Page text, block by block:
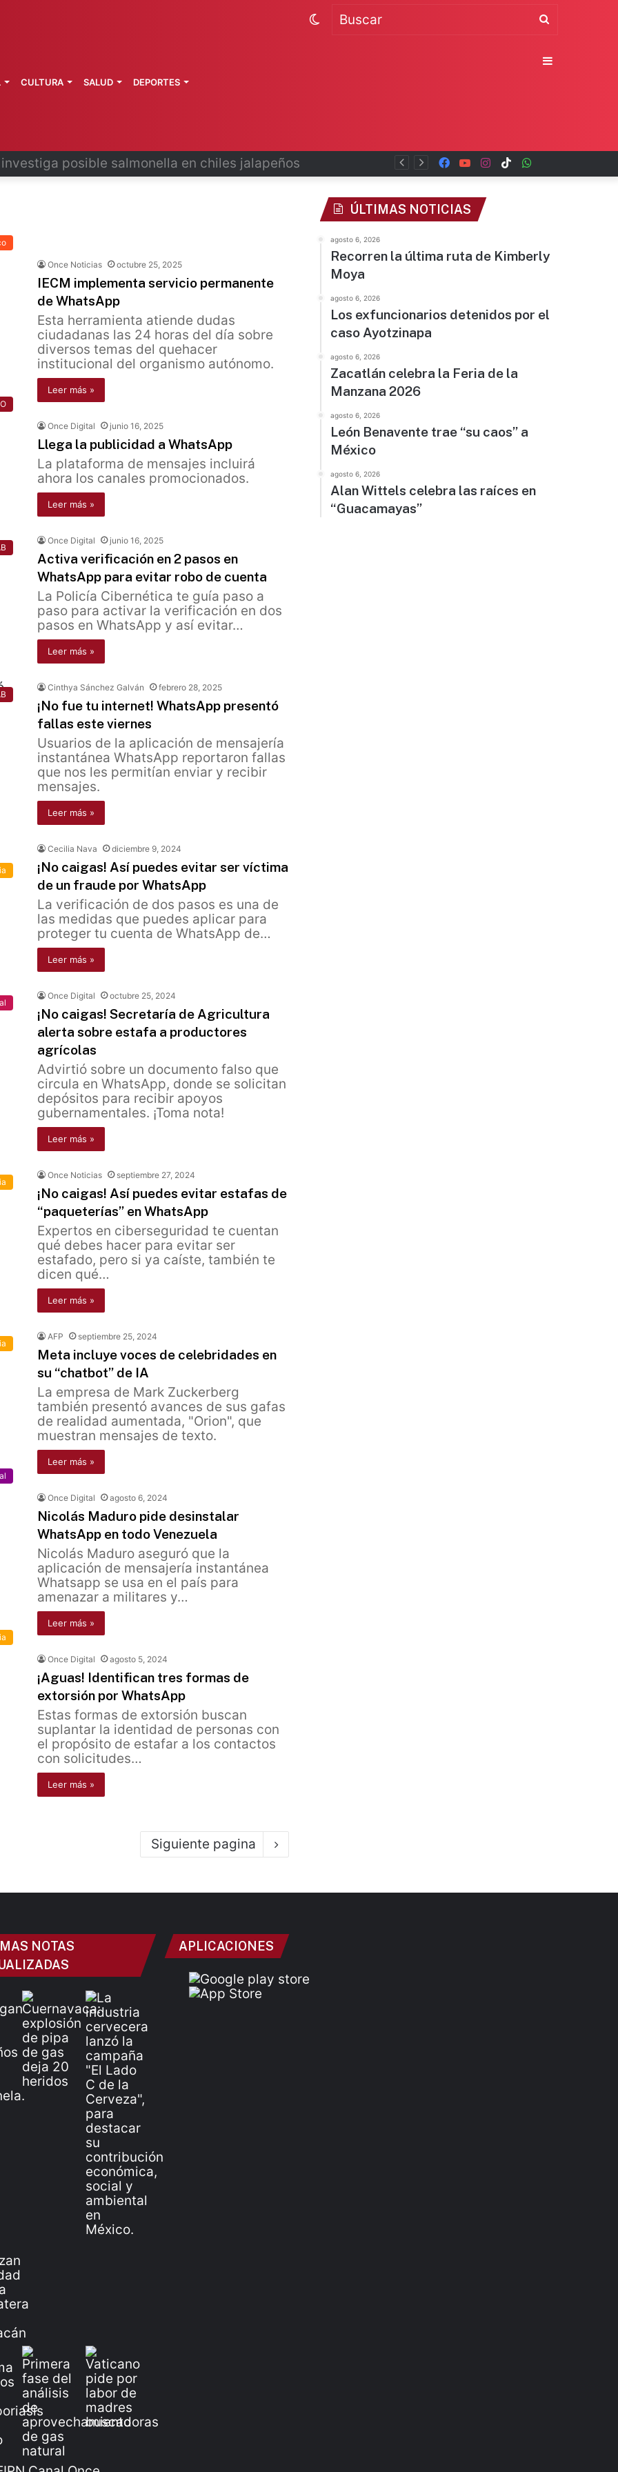
la última ruta de Kimberly Moya TikTok
Instagram
YouTube
Facebook
CULTURA SALUD DEPORTES
Switch
Once Noticias octubre 25, 2025
IECM implementa servicio permanente
de WhatsApp
Esta herramienta atiende dudas
ciudadanas las 24 horas del día sobre
diversos temas del quehacer
institucional del organismo autónomo.
Leer más »
Once Digital junio 16, 2025
Llega la publicidad a WhatsApp
La plataforma de mensajes incluirá
ahora los canales promocionados.
Leer más »
Once Digital junio 16, 2025
Activa verificación en 2 pasos en
WhatsApp para evitar robo de cuenta
La Policía Cibernética te guía paso a
paso para activar la verificación en dos
pasos en WhatsApp y así evitar…
Leer más »
Cinthya Sánchez Galván febrero 28, 2025
¡No fue tu internet! WhatsApp presentó
fallas este viernes
Usuarios de la aplicación de mensajería
instantánea WhatsApp reportaron fallas
que nos les permitían enviar y recibir
mensajes.
Leer más »
Cecilia Nava diciembre 9, 2024
¡No caigas! Así puedes evitar ser víctima
de un fraude por WhatsApp
La verificación de dos pasos es una de
las medidas que puedes aplicar para
proteger tu cuenta de WhatsApp de…
Leer más »
Once Digital octubre 25, 2024
¡No caigas! Secretaría de Agricultura
alerta sobre estafa a productores
agrícolas
Advirtió sobre un documento falso que
circula en WhatsApp, donde se solicitan
depósitos para recibir apoyos
gubernamentales. ¡Toma nota!
Leer más »
Once Noticias septiembre 27, 2024
¡No caigas! Así puedes evitar estafas de
“paqueterías” en WhatsApp
Expertos en ciberseguridad te cuentan
qué debes hacer para evitar ser
estafado, pero si ya caíste, también te
dicen qué…
Leer más »
AFP septiembre 25, 2024
Meta incluye voces de celebridades en
su “chatbot” de IA
La empresa de Mark Zuckerberg
también presentó avances de sus gafas
de realidad aumentada, "Orion", que
muestran mensajes de texto.
Leer más »
Once Digital agosto 6, 2024
Nicolás Maduro pide desinstalar
WhatsApp en todo Venezuela
Nicolás Maduro aseguró que la
aplicación de mensajería instantánea
Whatsapp se usa en el país para
amenazar a militares y…
Leer más »
Once Digital agosto 5, 2024
¡Aguas! Identifican tres formas de
extorsión por WhatsApp
Estas formas de extorsión buscan
suplantar la identidad de personas con
el propósito de estafar a los contactos
con solicitudes…
Leer más »
Siguiente pagina
ÚLTIMAS NOTICIAS
agosto 6, 2026
Recorren la última ruta de Kimberly
Moya
agosto 6, 2026
Los exfuncionarios detenidos por el
caso Ayotzinapa
agosto 6, 2026
Zacatlán celebra la Feria de la
Manzana 2026
agosto 6, 2026
León Benavente trae “su caos” a
México
agosto 6, 2026
Alan Wittels celebra las raíces en
“Guacamayas”
NOTAS
APLICACIONES